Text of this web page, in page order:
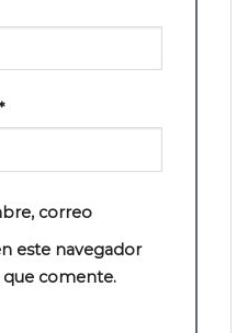
correo
este navegador
que comente.